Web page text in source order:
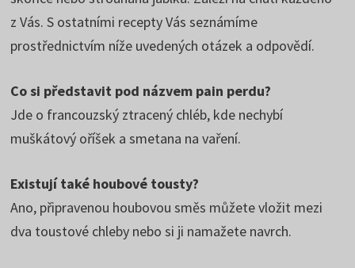
z Vás. S ostatními recepty Vás seznámíme
prostřednictvím níže uvedených otázek a odpovědí.
Co si představit pod názvem pain perdu?
Jde o francouzský ztracený chléb, kde nechybí
muškátový oříšek a smetana na vaření.
Existují také houbové tousty?
Ano, připravenou houbovou směs můžete vložit mezi
dva toustové chleby nebo si ji namažete navrch.